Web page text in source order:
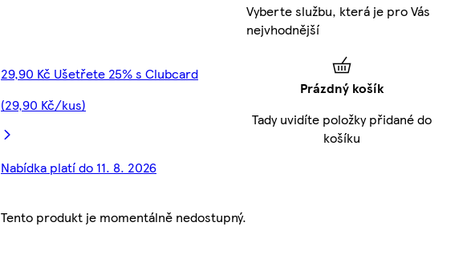
29,90 Kč Ušetřete 25% s Clubcard
(29,90 Kč/kus)
Nabídka platí do 11. 8. 2026
Tento produkt je momentálně nedostupný.
Vyberte službu, která je pro Vás
nejvhodnější
Prázdný košík
Tady uvidíte položky přidané do
košíku